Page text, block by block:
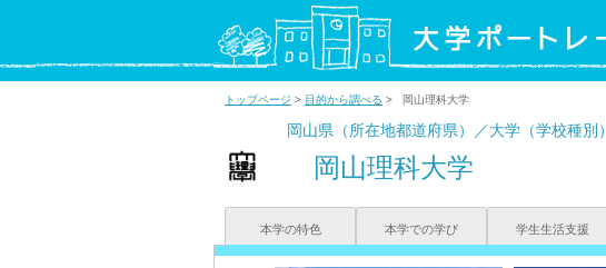
トップページ > 目的から調べる > 岡山理科大学
岡山県（所在地都道府県）／大学（学校種別）
岡山理科大学
本学の特色 本学での学び 学生生活支援